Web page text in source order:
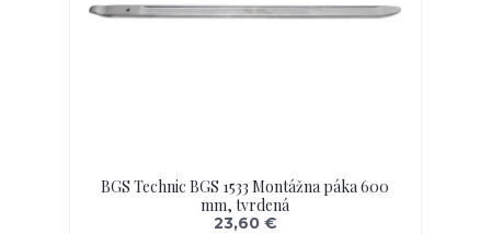
BGS Technic BGS 1533 Montážna páka 600
mm, tvrdená
23,60 €